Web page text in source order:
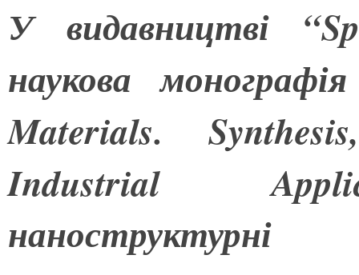
У видавництві
наукова
Materials.
Industrial